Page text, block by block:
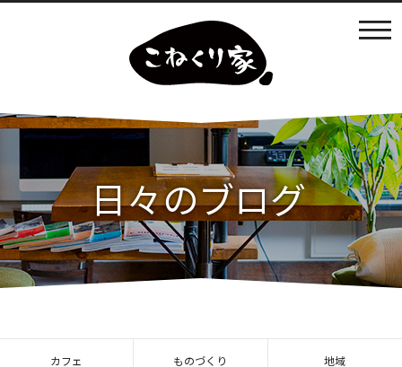
カフェ利用
店内の様子
ものづくり
まなびば
日々のブログ
カフェ ものづくり 地域